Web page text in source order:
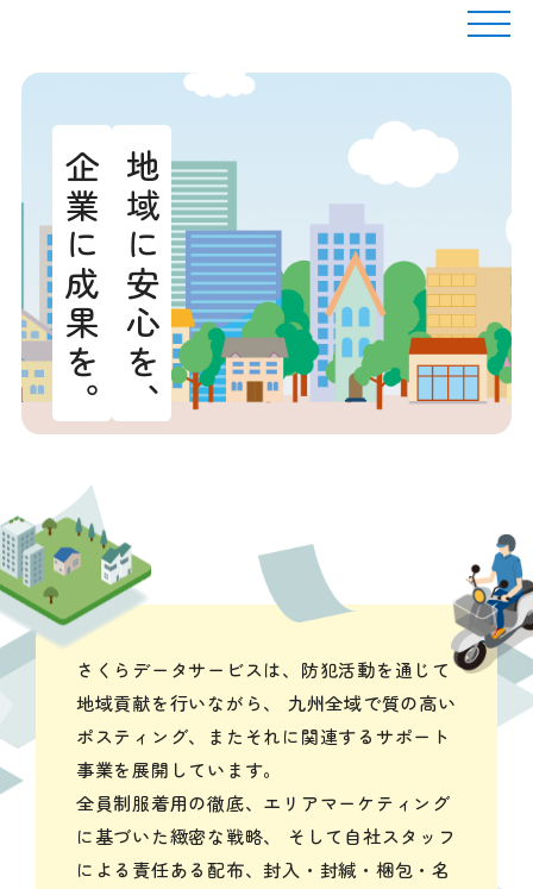
地域に安心を、
企業に成果を。
さくらデータサービスは、防犯活動を通じて
地域貢献を行いながら、
九州全域で質の高い
ポスティング、またそれに関連するサポート
事業を展開しています。
全員制服着用の徹底、エリアマーケティング
に基づいた緻密な戦略、
そして自社スタッフ
による責任ある配布、封入・封緘・梱包・名